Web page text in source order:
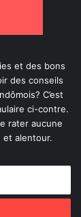
et des bons
des conseils
C’est
ci-contre.
rater aucune
et alentour.